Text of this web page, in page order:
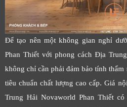
Để tạo nên một không gian nghỉ
Phan Thiết với phong cách Địa
không chỉ cần phải đảm bảo tính
tiêu chuẩn chất lượng cao cấp. Giá
Trung Hải Novaworld Phan Thiết